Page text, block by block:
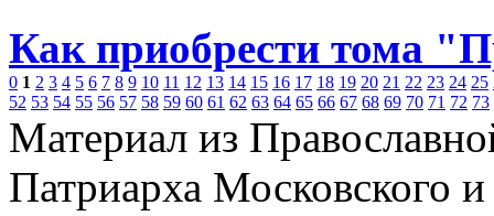
Как приобрести тома
0 1 2 3 4 5 6 7 8 9 10 11 12 13 14 15 16 17 18 19 20 21 22 23 24 25
52 53 54 55 56 57 58 59 60 61 62 63 64 65 66 67 68 69 70 71 72 73
Материал из
Патриарха Московского